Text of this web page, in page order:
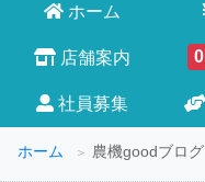
ホーム
店舗案内 0
社員募集
ホーム 農機goodブログ